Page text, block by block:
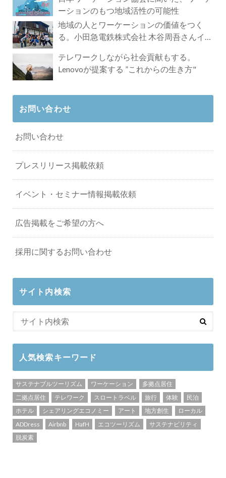
ーションのもつ地域活性の可能性
地域の人とワーケーションの価値をつく
る。小田急電鉄株式会社 木谷周吾さんイン
テレワークしながら社会貢献もする。
Lenovoが提案する ”これからの生き方"
お問い合わせ
お問い合わせ
プレスリリース掲載依頼
イベント・セミナー情報掲載依頼
広告掲載をご希望の方へ
採用に関するお問い合わせ
サイト内検索
人気検索キーワード
サステナブルツーリズム ワーケーション
多拠点居住
二拠点居住
テレワーク スロートラベル 旅行 体験
民泊
ホテル
シェアリングエコノミー アート 地方創生
ローカル
ADDress
Airbnb HafH エコツーリズム
サステナビリティ
脱炭素